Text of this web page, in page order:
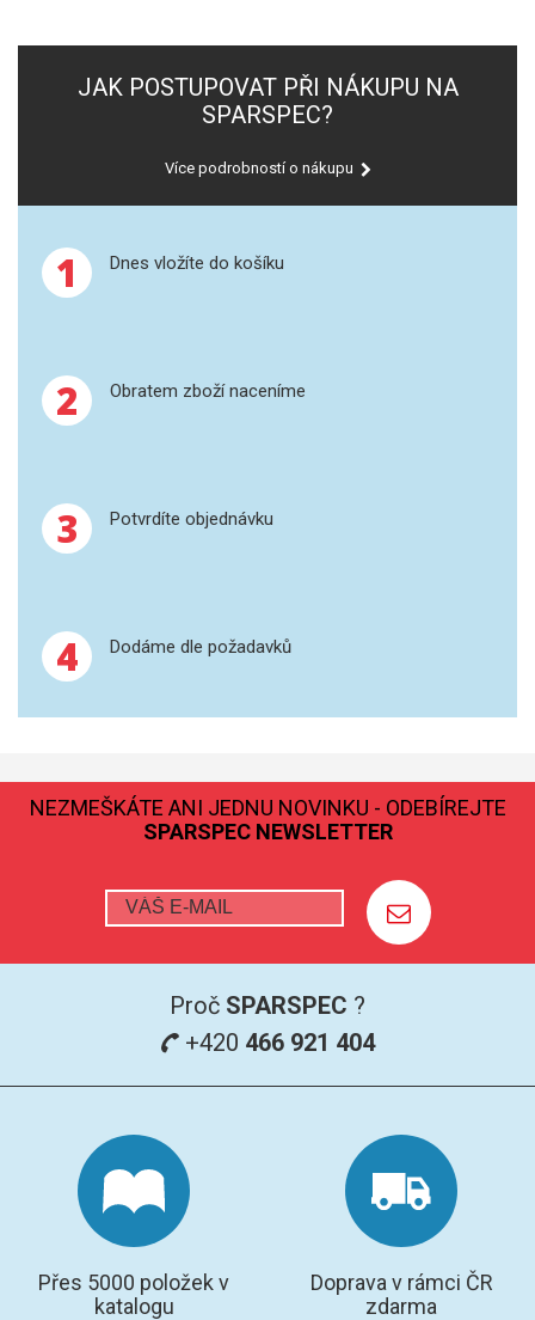
OTEVŘENÝ ROZKLAD
TLAKOVÉ AUTOKLÁVY
TAVENÍ
SPEX MLETÍ
MS/SPM
SUBSTRÁTY
KALIBRACE
JAK POSTUPOVAT PŘI NÁKUPU NA
SPARSPEC?
Více podrobností o nákupu
1 Dnes vložíte do košíku
2 Obratem zboží naceníme
3 Potvrdíte objednávku
4 Dodáme dle požadavků
NEZMEŠKÁTE ANI JEDNU NOVINKU - ODEBÍREJTE
SPARSPEC NEWSLETTER
Proč SPARSPEC ?
+420 466 921 404
Přes 5000 položek v
katalogu
Doprava v rámci ČR
zdarma